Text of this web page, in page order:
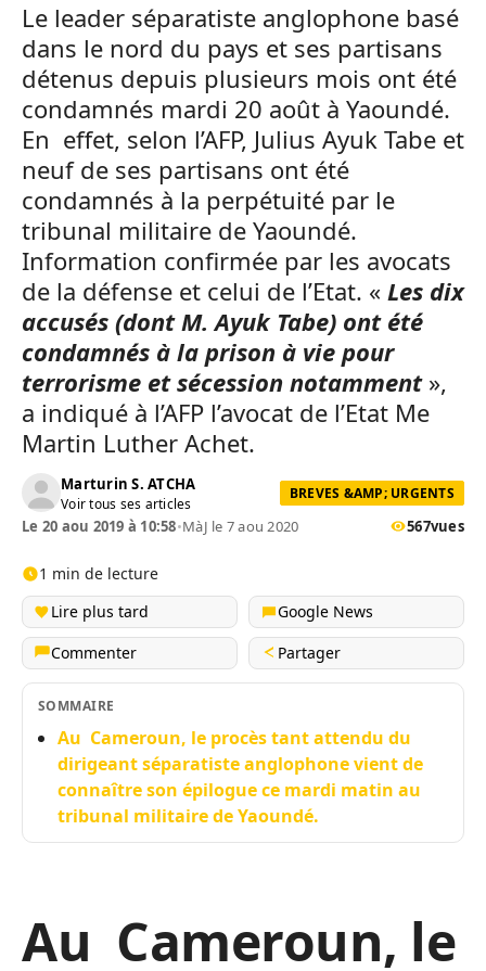
Le leader séparatiste anglophone basé
dans le nord du pays et ses partisans
détenus depuis plusieurs mois ont été
condamnés mardi 20 août à Yaoundé.
En effet, selon l’AFP, Julius Ayuk Tabe et
neuf de ses partisans ont été
condamnés à la perpétuité par le
tribunal militaire de Yaoundé.
Information confirmée par les avocats
de la défense et celui de l’Etat. « Les dix
accusés (dont M. Ayuk Tabe) ont été
condamnés à la prison à vie pour
terrorisme et sécession notamment»,
a indiqué à l’AFP l’avocat de l’Etat Me
Martin Luther Achet.
Marturin S. ATCHA
Voir tous ses articles
BREVES &AMP; URGENTS
Le 20 aou 2019 à 10:58•MàJ le 7 aou 2020 567vues
1 min de lecture
Lire plus tard
Google News
Commenter
Partager
SOMMAIRE
Au Cameroun, le procès tant attendu du
dirigeant séparatiste anglophone vient de
connaître son épilogue ce mardi matin au
tribunal militaire de Yaoundé.
Au Cameroun, le